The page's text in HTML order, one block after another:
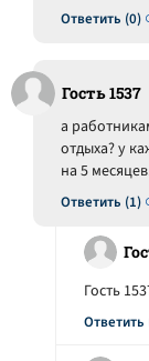
Ответить (0)
Гость 1537
Ответить (1)
а
отдыха? у
на 5
Ответить
Гость